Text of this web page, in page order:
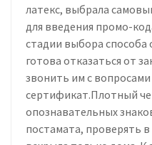
латекс, выбрала
для введения промо-
стадии выбора
готова отказаться от
звонить им с
сертификат.Плотный
опознавательных
постамата, проверять